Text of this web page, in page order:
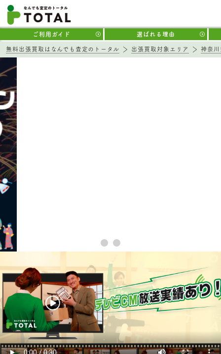
ご利用ガイド 選ばれる理由
無料出張買取はなんでも査定のトータル 出張買取対象エリア 神奈川